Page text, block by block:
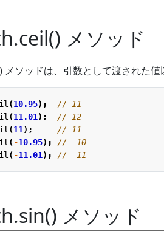
メソッド
メソッドは、引数として渡された
(10.95);
(11.01 );
(11 );
(-10.95);
(-11.01 );
メソッド